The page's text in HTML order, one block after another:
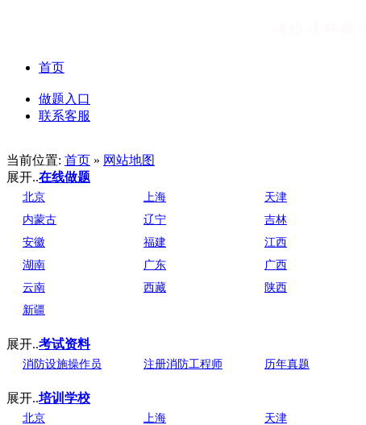
首页
做题入口
联系客服
当前位置: 首页 » 网站地图
展开..在线做题
北京 上海 天津
内蒙古
辽宁 吉林
安徽
福建 江西
湖南
广东 广西
云南
西藏 陕西
新疆
展开..考试资料
消防设施操作员 注册消防工程师 历年真题
展开..培训学校
北京 上海 天津